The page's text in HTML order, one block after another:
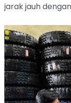
jarak jauh